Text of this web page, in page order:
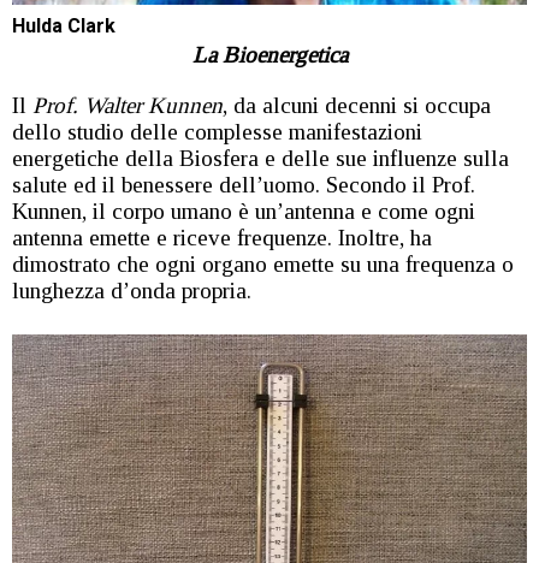
Hulda Clark
La Bioenergetica
Il Prof. Walter Kunnen, da alcuni decenni si occupa
dello studio delle complesse manifestazioni
energetiche della Biosfera e delle sue influenze sulla
salute ed il benessere dell’uomo. Secondo il Prof.
Kunnen, il corpo umano è un’antenna e come ogni
antenna emette e riceve frequenze. Inoltre, ha
dimostrato che ogni organo emette su una frequenza o
lunghezza d’onda propria.